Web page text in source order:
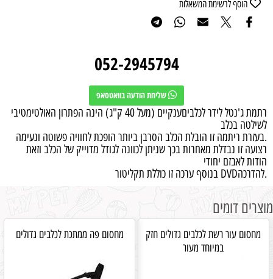
הוסף לרשימת המשאלות
052-2945794
שליחת הודעה בוואטסאפ
רתמת ג'נטל לידר לכלביםענקיים (מעל 40 ק"ג) הינה הפתרון האולטימטיבי
לשילטה בכלב
.בעזרת ריתמה זו הובלת הכלב הסרבן ביותר הופכת לחוויה פשוטה ונעימה
רצועה זו נבדלת מאחרות בכך שניתן לכוונה לגודל מדוייק של הכלב וזאת
הודות לאבזם יחודי
.להדרכהDVD בנוסף ערכה זו כוללת תקליטור
מוצרים דומים
מחסום עור רשת לכלבים גדולים חזק
במיוחד מעור
מחסום פה ממתכת לכלבים גדולים